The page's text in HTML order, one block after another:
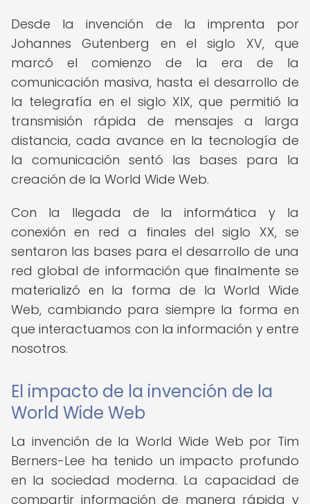
Desde la invención de la imprenta por
Johannes Gutenberg en el siglo XV, que
marcó el comienzo de la era de la
comunicación masiva, hasta el desarrollo de
la telegrafía en el siglo XIX, que permitió la
transmisión rápida de mensajes a larga
distancia, cada avance en la tecnología de
la comunicación sentó las bases para la
creación de la World Wide Web.
Con la llegada de la informática y la
conexión en red a finales del siglo XX, se
sentaron las bases para el desarrollo de una
red global de información que finalmente se
materializó en la forma de la World Wide
Web, cambiando para siempre la forma en
que interactuamos con la información y entre
nosotros.
El impacto de la invención de la
World Wide Web
La invención de la World Wide Web por Tim
Berners-Lee ha tenido un impacto profundo
en la sociedad moderna. La capacidad de
compartir información de manera rápida y